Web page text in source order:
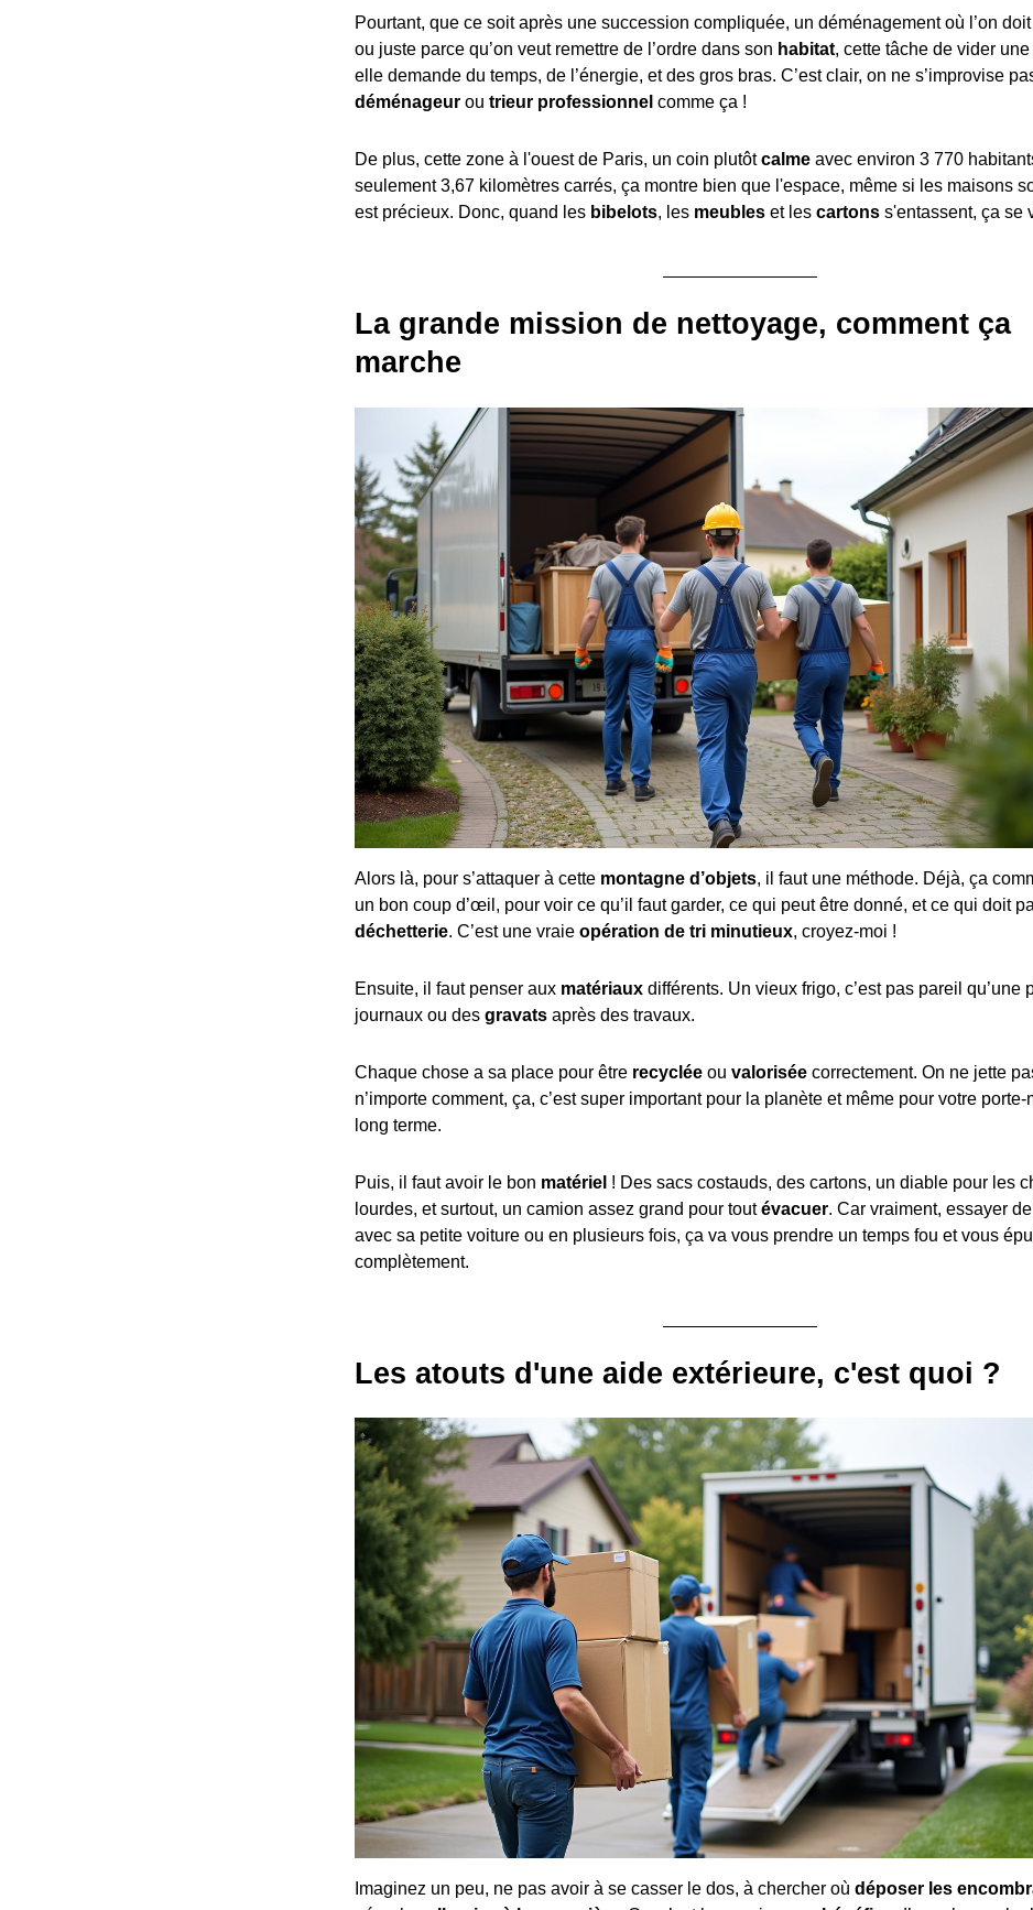
Pourtant, que ce soit après une succession compliquée, un déménagement où l’on doit
ou juste parce qu’on veut remettre de l’ordre dans son habitat, cette tâche de vider
elle demande du temps, de l’énergie, et des gros bras. C’est clair, on ne s’improvise
déménageur ou trieur professionnel comme ça !
De plus, cette zone à l'ouest de Paris, un coin plutôtcalme avec environ 3 770
seulement 3,67 kilomètres carrés, ça montre bien que l'espace, même si les maisons
est précieux. Donc, quand les bibelots, les meubles et les cartons s'entassent, ça se
La grande mission de nettoyage, comment ça
marche
Alors là, pour s’attaquer à cette montagne d’objets, il faut une méthode. Déjà, ça
un bon coup d’œil, pour voir ce qu’il faut garder, ce qui peut être donné, et ce qui doit
déchetterie. C’est une vraie opération de tri minutieux, croyez-moi !
Ensuite, il faut penser aux matériaux différents. Un vieux frigo, c’est pas pareil qu’une
journaux ou des gravats après des travaux.
Chaque chose a sa place pour être recyclée ou valorisée correctement. On ne jette
n’importe comment, ça, c’est super important pour la planète et même pour votre porte-
long terme.
Puis, il faut avoir le bon matériel ! Des sacs costauds, des cartons, un diable pour les
lourdes, et surtout, un camion assez grand pour toutévacuer. Car vraiment, essayer
avec sa petite voiture ou en plusieurs fois, ça va vous prendre un temps fou et vous
complètement.
Les atouts d'une aide extérieure, c'est quoi ?
Imaginez un peu, ne pas avoir à se casser le dos, à chercher où déposer les